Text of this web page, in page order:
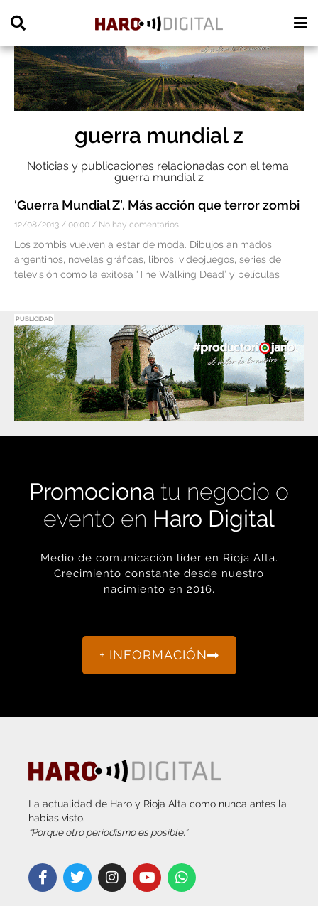
guerra mundial z
Noticias y publicaciones relacionadas con el tema:
guerra mundial z
‘Guerra Mundial Z’. Más acción que terror zombi
12/08/2013 00:00 No hay comentarios
Los zombis vuelven a estar de moda. Dibujos animados
argentinos, novelas gráficas, libros, videojuegos, series de
televisión como la exitosa ‘The Walking Dead’ y películas
PUBLICIDAD
Promociona tu negocio o
evento en Haro Digital
Medio de comunicación líder en Rioja Alta.
Crecimiento constante desde nuestro
nacimiento en 2016.
+ INFORMACIÓN
La actualidad de Haro y Rioja Alta como nunca antes la
habías visto.
“Porque otro periodismo es posible.”